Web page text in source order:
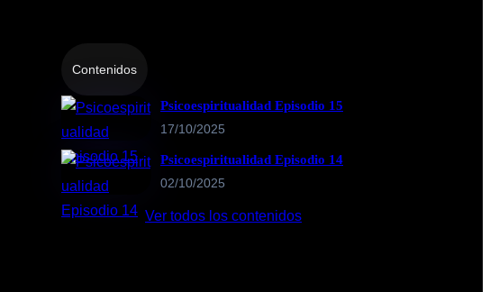
Contenidos
Psicoespiritualidad Episodio 15
17/10/2025
Psicoespiritualidad Episodio 14
02/10/2025
Ver todos los contenidos